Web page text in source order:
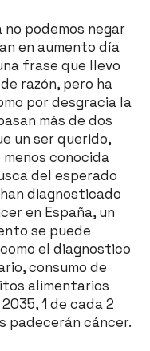
podemos negar
en aumento día
frase que llevo
razón, pero ha
por desgracia la
más de dos
un ser querido,
conocida
del esperado
diagnosticado
en España, un
se puede
el diagnostico
consumo de
alimentarios
1 de cada 2
padecerán cáncer.